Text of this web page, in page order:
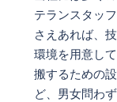
テランスタッ
さえあれば、
環境を用意し
搬するための
ど、男女問わ